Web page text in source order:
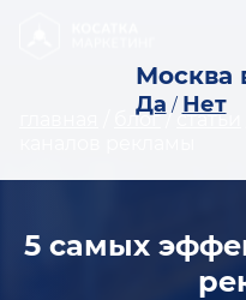
Москва
Да / Нет
блог / статьи
5 самых